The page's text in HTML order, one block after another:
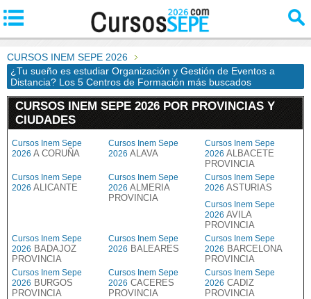
CURSOS INEM SEPE 2026
¿Tu sueño es estudiar Organización y Gestión de Eventos a
Distancia? Los 5 Centros de Formación más buscados
CURSOS INEM SEPE 2026 POR PROVINCIAS Y
CIUDADES
Cursos Inem Sepe
2026 A CORUÑA
Cursos Inem Sepe
2026 ALAVA
Cursos Inem Sepe
2026 ALBACETE
PROVINCIA
Cursos Inem Sepe
2026 ALICANTE
Cursos Inem Sepe
2026 ALMERIA
PROVINCIA
Cursos Inem Sepe
2026 ASTURIAS
Cursos Inem Sepe
2026 AVILA
PROVINCIA
Cursos Inem Sepe
2026 BADAJOZ
PROVINCIA
Cursos Inem Sepe
2026 BALEARES
Cursos Inem Sepe
2026 BARCELONA
PROVINCIA
Cursos Inem Sepe
2026 BURGOS
PROVINCIA
Cursos Inem Sepe
2026 CACERES
PROVINCIA
Cursos Inem Sepe
2026 CADIZ
PROVINCIA